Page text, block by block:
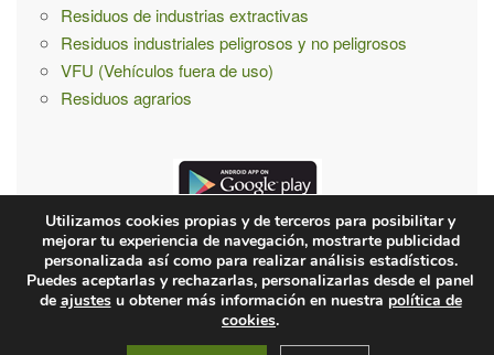
Residuos de industrias extractivas
Residuos industriales peligrosos y no peligrosos
VFU (Vehículos fuera de uso)
Residuos agrarios
¿Quiénes somos? Contacto Condiones de uso y privacidad
© 2026 recíclame.info
Utilizamos cookies propias y de terceros para posibilitar y
mejorar tu experiencia de navegación, mostrarte publicidad
personalizada así como para realizar análisis estadísticos.
Puedes aceptarlas y rechazarlas, personalizarlas desde el panel
de ajustesu obtener más información en nuestra política de
cookies.